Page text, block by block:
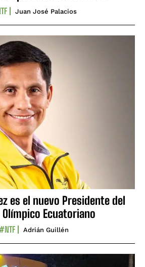
Juan José Palacios
es el nuevo Presidente del
Ecuatoriano
Adrián Guillén